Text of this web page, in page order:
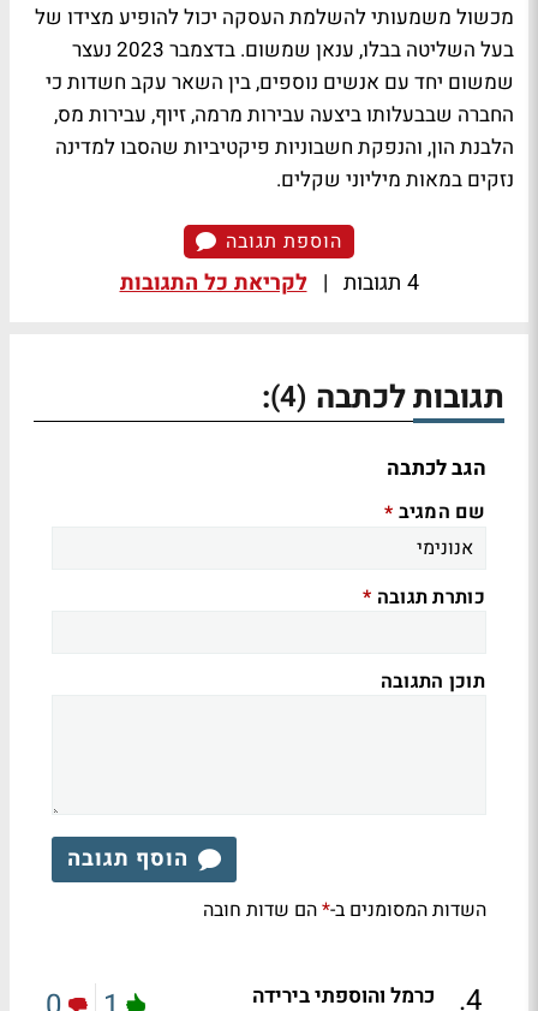
מכשול משמעותי להשלמת העסקה יכול להופיע מצידו של
בעל השליטה בבלו, ענאן שמשום. בדצמבר 2023 נעצר
שמשום יחד עם אנשים נוספים, בין השאר עקב חשדות כי
החברה שבבעלותו ביצעה עבירות מרמה, זיוף, עבירות מס,
הלבנת הון, והנפקת חשבוניות פיקטיביות שהסבו למדינה
נזקים במאות מיליוני שקלים.
הוספת תגובה
4 תגובות | לקריאת כל התגובות
תגובות לכתבה (4)
:
הגב לכתבה
שם המגיב *
כותרת תגובה *
תוכן התגובה
הוסף תגובה
השדות המסומנים ב-*הם שדות חובה
4
. כרמל והוספתי בירידה